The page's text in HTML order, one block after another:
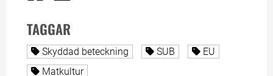
TAGGAR
Alla sidor taggade med
Skyddad beteckning Alla sidor taggade med
SUB Alla sidor
EU
Alla sidor taggade med
Matkultur